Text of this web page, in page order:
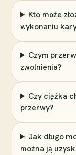
Kto może
wykonaniu
Czym
zwolnienia?
Czy ciężka
przerwy?
Jak długo
można ją